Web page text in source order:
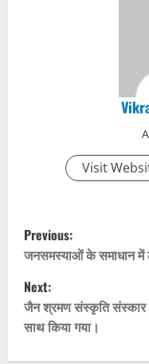
Visit
P
o
s
t
Previous:
जनसमस्याओं के समाधान में
Next:
जैन श्रमण संस्कृति संस्कार
साथ किया गया।